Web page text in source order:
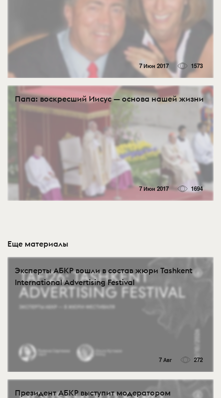
7 Июн 2017 1573
Папа: воскресший Иисус — основа нашей жизни
7 Июн 2017 1694
Еще материалы
Эксперты АБКР вошли в состав жюри Tashkent
International Advertising Festival
7 Авг 272
Президент АБКР выступит модератором